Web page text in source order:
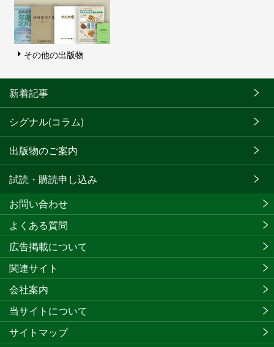
その他の出版物
新着記事
シグナル(コラム)
出版物のご案内
試読・購読申し込み
お問い合わせ
よくある質問
広告掲載について
関連サイト
会社案内
当サイトについて
サイトマップ